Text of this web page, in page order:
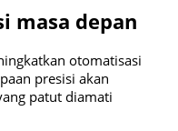
masa depan
otomatisasi
presisi akan
patut diamati